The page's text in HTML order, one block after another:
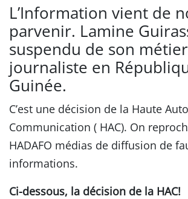
L’Information vient de
parvenir. Lamine
suspendu de son
journaliste en
Guinée.
C’est une décision de la Haute
Communication ( HAC). On
HADAFO médias de diffusion de
informations.
Ci-dessous, la décision de la HAC!